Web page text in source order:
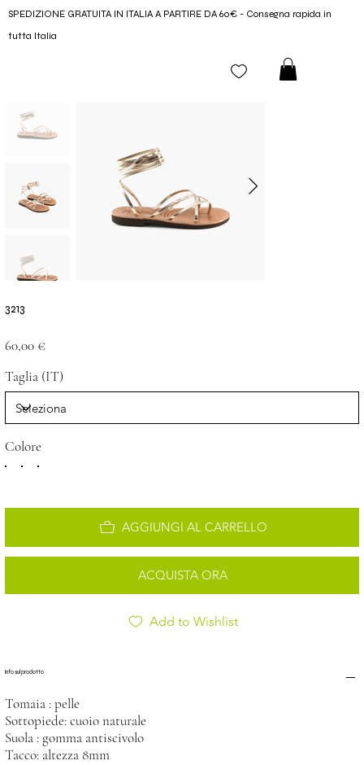
SPEDIZIONE GRATUITA IN ITALIA A PARTIRE DA 60€ - Consegna rapida in
tutta Italia
3213
Prezzo
60,00 €
Taglia (IT)
Colore
AGGIUNGI AL CARRELLO
ACQUISTA ORA
Add to Wishlist
Info sul prodotto
Tomaia : pelle
Sottopiede: cuoio naturale
Suola : gomma antiscivolo
Tacco: altezza 8mm